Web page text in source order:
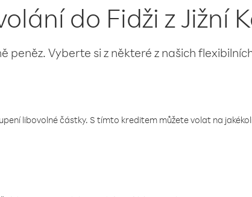
do Fidži z Jižní
peněz. Vyberte si z některé z našich
libovolné částky. S tímto kreditem můžete volat na